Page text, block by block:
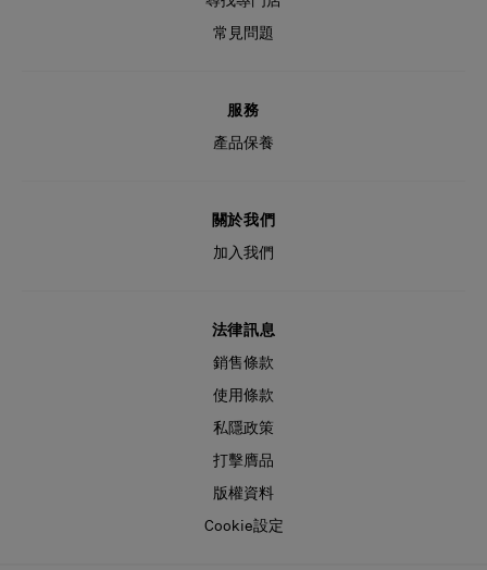
常見問題
服務
產品保養
關於我們
加入我們
法律訊息
銷售條款
使用條款
私隱政策
打擊膺品
版權資料
Cookie設定